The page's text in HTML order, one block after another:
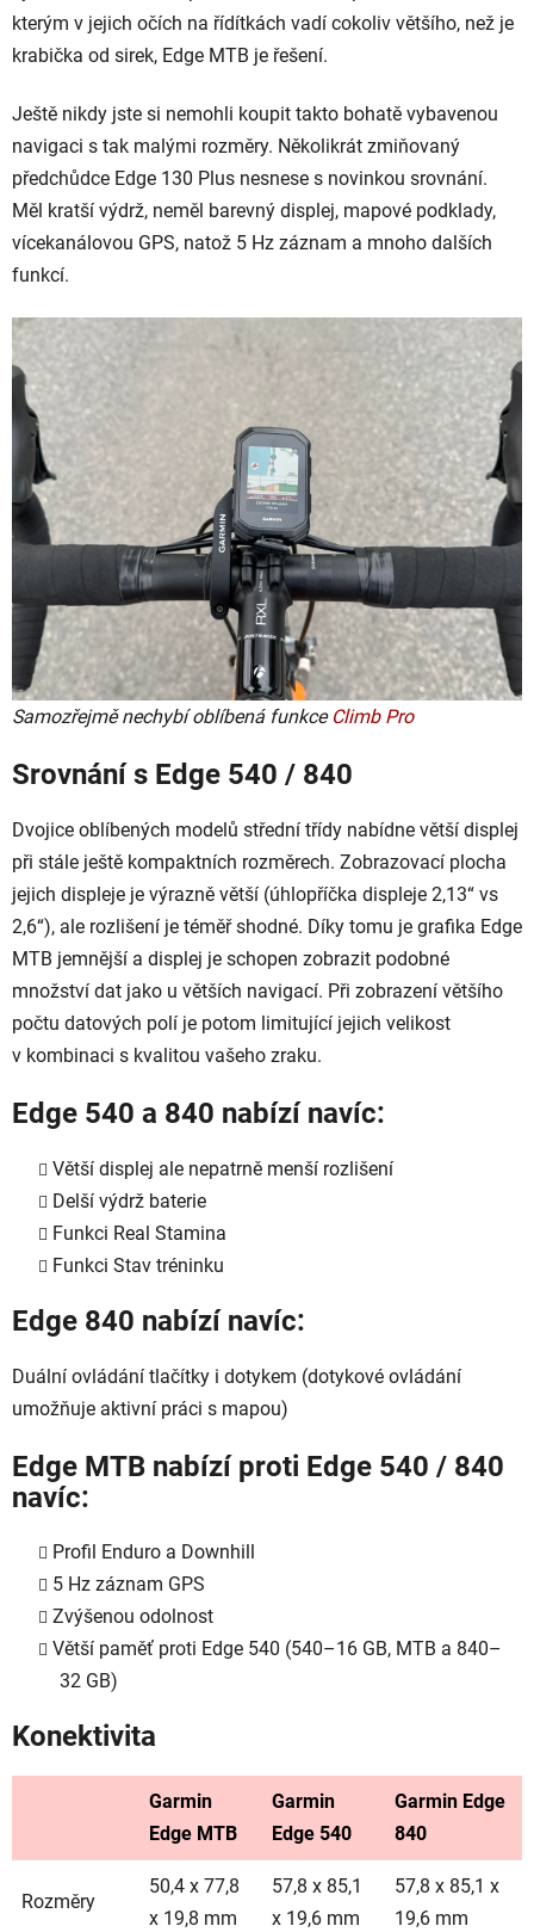
kterým v jejich očích na řídítkách vadí cokoliv většího, než je
krabička od sirek, Edge MTB je řešení.
Ještě nikdy jste si nemohli koupit takto bohatě vybavenou
navigaci s tak malými rozměry. Několikrát zmiňovaný
předchůdce Edge 130 Plus nesnese s novinkou srovnání.
Měl kratší výdrž, neměl barevný displej, mapové podklady,
vícekanálovou GPS, natož 5 Hz záznam a mnoho dalších
funkcí.
Samozřejmě nechybí oblíbená funkce Climb Pro
Srovnání s Edge 540 / 840
Dvojice oblíbených modelů střední třídy nabídne větší displej
při stále ještě kompaktních rozměrech. Zobrazovací plocha
jejich displeje je výrazně větší (úhlopříčka displeje 2,13“ vs
2,6“), ale rozlišení je téměř shodné. Díky tomu je grafika Edge
MTB jemnější a displej je schopen zobrazit podobné
množství dat jako u větších navigací. Při zobrazení většího
počtu datových polí je potom limitující jejich velikost
v kombinaci s kvalitou vašeho zraku.
Edge 540 a 840 nabízí navíc:
Větší displej ale nepatrně menší rozlišení
Delší výdrž baterie
Funkci Real Stamina
Funkci Stav tréninku
Edge 840 nabízí navíc:
Duální ovládání tlačítky i dotykem (dotykové ovládání
umožňuje aktivní práci s mapou)
Edge MTB nabízí proti Edge 540 / 840
navíc:
Profil Enduro a Downhill
5 Hz záznam GPS
Zvýšenou odolnost
Větší paměť proti Edge 540 (540–16 GB, MTB a 840–
32 GB)
Konektivita
Garmin
Edge MTB
Garmin
Edge 540
Garmin Edge
840
Rozměry
50,4 x 77,8
x 19,8 mm
57,8 x 85,1
x 19,6 mm
57,8 x 85,1 x
19,6 mm